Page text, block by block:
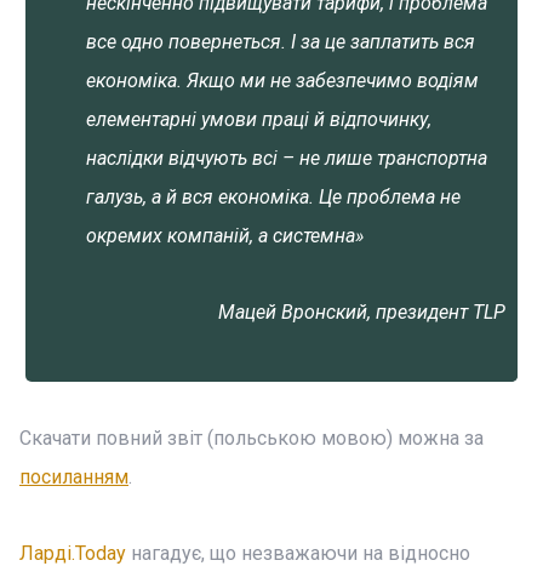
все одно повернеться. І за це заплатить вся
економіка. Якщо ми не забезпечимо водіям
елементарні умови праці й відпочинку,
наслідки відчують всі – не лише транспортна
галузь, а й вся економіка. Це проблема не
окремих компаній, а системна»
Мацей Вронский, президент TLP
Скачати повний звіт (польською мовою) можна за
посиланням.
Ларді.Today нагадує, що незважаючи на відносно